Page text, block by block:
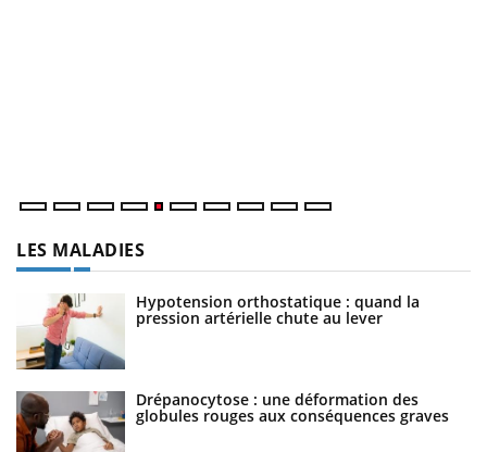
LES MALADIES
Hypotension orthostatique : quand la
pression artérielle chute au lever
Drépanocytose : une déformation des
globules rouges aux conséquences graves